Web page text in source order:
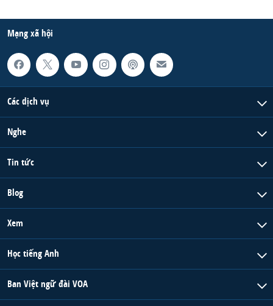
Mạng xã hội
Các dịch vụ
Nghe
Tin tức
Blog
Xem
Học tiếng Anh
Ban Việt ngữ đài VOA